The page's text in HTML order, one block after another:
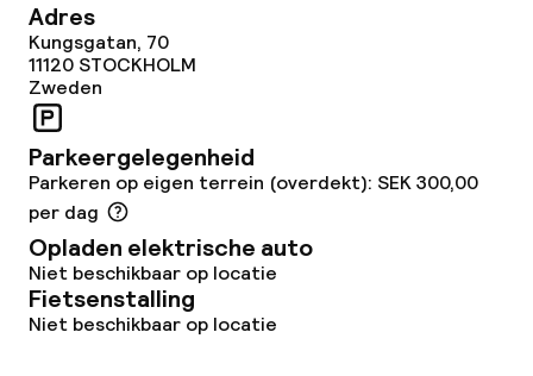
Adres
Kungsgatan, 70
11120 STOCKHOLM
Zweden
Parkeergelegenheid
Parkeren op eigen terrein (overdekt): SEK 300,00
per dag
Opladen elektrische auto
Niet beschikbaar op locatie
Fietsenstalling
Niet beschikbaar op locatie